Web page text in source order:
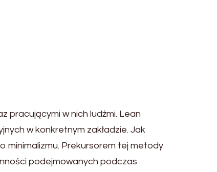
pracującymi w nich ludźmi. Lean
w konkretnym zakładzie. Jak
minimalizmu. Prekursorem tej metody
podejmowanych podczas